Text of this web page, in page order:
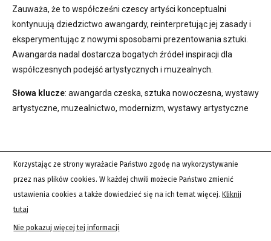
Zauważa, że to współcześni czescy artyści konceptualni
kontynuują dziedzictwo awangardy, reinterpretując jej zasady i
eksperymentując z nowymi sposobami prezentowania sztuki.
Awangarda nadal dostarcza bogatych źródeł inspiracji dla
współczesnych podejść artystycznych i muzealnych.
Słowa klucze: awangarda czeska, sztuka nowoczesna, wystawy
artystyczne, muzealnictwo, modernizm, wystawy artystyczne
OSWAJANIE „NIEPOŻĄDANEGO”. ESTETYKA BŁĘDU
I USTERKI W E-LITERATURZE
Indeks autorów:Bogusława Bodzioch-Bryła
Korzystając ze strony wyrażacie Państwo zgodę na wykorzystywanie
przez nas plików cookies. W każdej chwili możecie Państwo zmienić
ustawienia cookies a także dowiedzieć się na ich temat więcej. Kliknij
tutaj
Nie pokazuj więcej tej informacji